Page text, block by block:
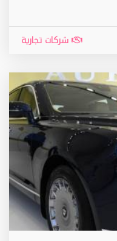
شركات تجارية